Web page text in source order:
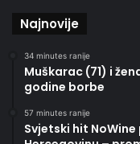
Najnovije
34 minutes ranije
Muškarac (71) i
godine borbe
57 minutes ranije
Svjetski hit